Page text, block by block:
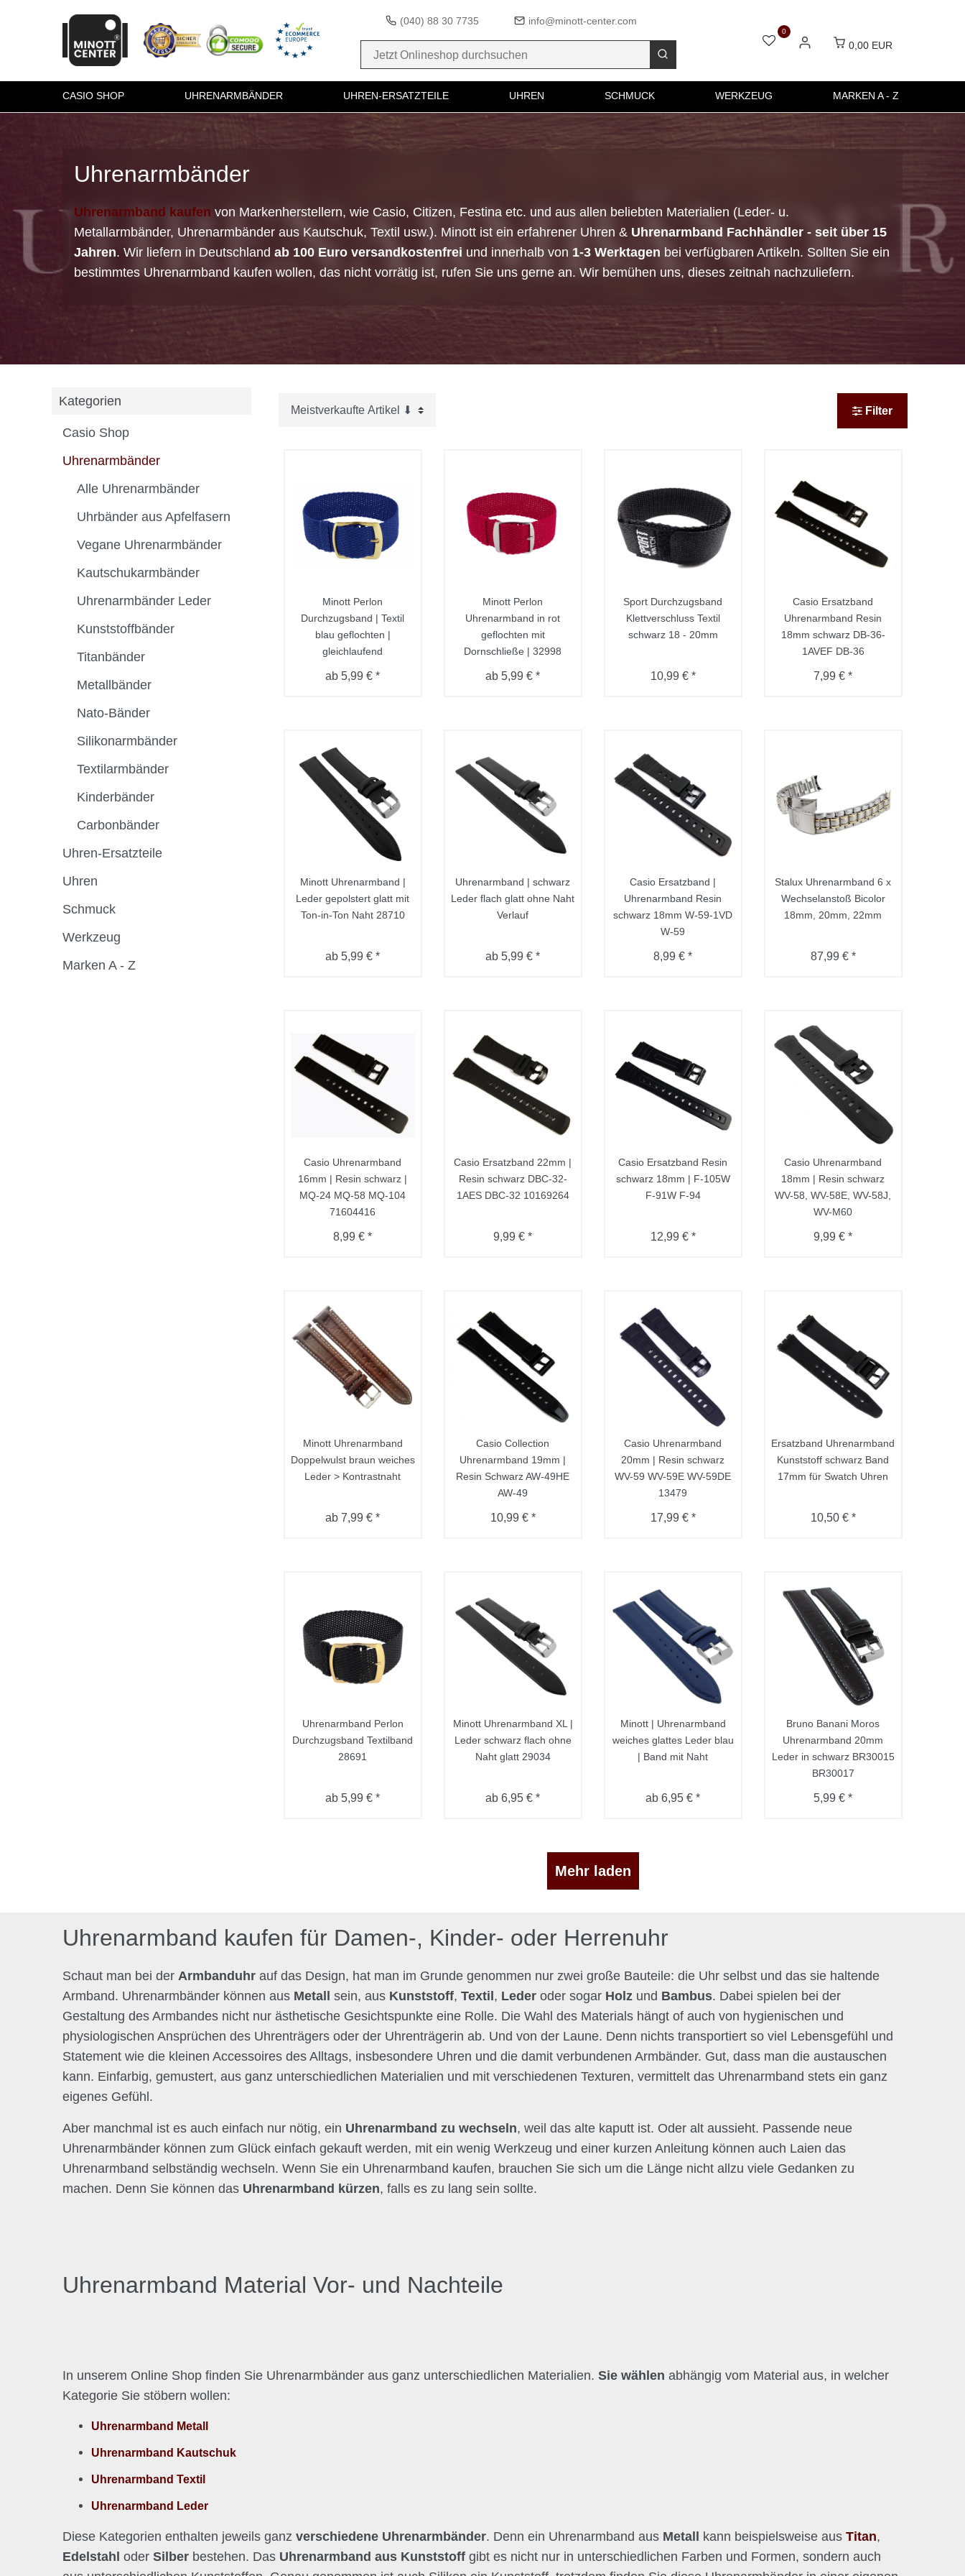
(040) 88 30 7735 info@minott-center.com
0
0,00 EUR
CASIO SHOP UHRENARMBÄNDER UHREN-ERSATZTEILE UHREN SCHMUCK WERKZEUG MARKEN A - Z
Uhrenarmbänder
Uhrenarmband kaufen von Markenherstellern, wie Casio, Citizen, Festina etc. und aus allen beliebten Materialien (Leder- u.
Metallarmbänder, Uhrenarmbänder aus Kautschuk, Textil usw.). Minott ist ein erfahrener Uhren & Uhrenarmband Fachhändler - seit über 15
Jahren. Wir liefern in Deutschland ab 100 Euro versandkostenfrei und innerhalb von 1-3 Werktagen bei verfügbaren Artikeln. Sollten Sie ein
bestimmtes Uhrenarmband kaufen wollen, das nicht vorrätig ist, rufen Sie uns gerne an. Wir bemühen uns, dieses zeitnah nachzuliefern.
Kategorien
Casio Shop
Uhrenarmbänder
Alle Uhrenarmbänder
Uhrbänder aus Apfelfasern
Vegane Uhrenarmbänder
Kautschukarmbänder
Uhrenarmbänder Leder
Kunststoffbänder
Titanbänder
Metallbänder
Nato-Bänder
Silikonarmbänder
Textilarmbänder
Kinderbänder
Carbonbänder
Uhren-Ersatzteile
Uhren
Schmuck
Werkzeug
Marken A - Z
Filter
Minott Perlon
Durchzugsband | Textil
blau geflochten |
gleichlaufend
ab 5,99 € *
Minott Perlon
Uhrenarmband in rot
geflochten mit
Dornschließe | 32998
ab 5,99 € *
Sport Durchzugsband
Klettverschluss Textil
schwarz 18 - 20mm
10,99 € *
Casio Ersatzband
Uhrenarmband Resin
18mm schwarz DB-36-
1AVEF DB-36
7,99 € *
Minott Uhrenarmband |
Leder gepolstert glatt mit
Ton-in-Ton Naht 28710
ab 5,99 € *
Uhrenarmband | schwarz
Leder flach glatt ohne Naht
Verlauf
ab 5,99 € *
Casio Ersatzband |
Uhrenarmband Resin
schwarz 18mm W-59-1VD
W-59
8,99 € *
Stalux Uhrenarmband 6 x
Wechselanstoß Bicolor
18mm, 20mm, 22mm
87,99 € *
Casio Uhrenarmband
16mm | Resin schwarz |
MQ-24 MQ-58 MQ-104
71604416
8,99 € *
Casio Ersatzband 22mm |
Resin schwarz DBC-32-
1AES DBC-32 10169264
9,99 € *
Casio Ersatzband Resin
schwarz 18mm | F-105W
F-91W F-94
12,99 € *
Casio Uhrenarmband
18mm | Resin schwarz
WV-58, WV-58E, WV-58J,
WV-M60
9,99 € *
Minott Uhrenarmband
Doppelwulst braun weiches
Leder > Kontrastnaht
ab 7,99 € *
Casio Collection
Uhrenarmband 19mm |
Resin Schwarz AW-49HE
AW-49
10,99 € *
Casio Uhrenarmband
20mm | Resin schwarz
WV-59 WV-59E WV-59DE
13479
17,99 € *
Ersatzband Uhrenarmband
Kunststoff schwarz Band
17mm für Swatch Uhren
10,50 € *
Uhrenarmband Perlon
Durchzugsband Textilband
28691
ab 5,99 € *
Minott Uhrenarmband XL |
Leder schwarz flach ohne
Naht glatt 29034
ab 6,95 € *
Minott | Uhrenarmband
weiches glattes Leder blau
| Band mit Naht
ab 6,95 € *
Bruno Banani Moros
Uhrenarmband 20mm
Leder in schwarz BR30015
BR30017
5,99 € *
Mehr laden
Uhrenarmband kaufen für Damen-, Kinder- oder Herrenuhr
Schaut man bei der Armbanduhr auf das Design, hat man im Grunde genommen nur zwei große Bauteile: die Uhr selbst und das sie haltende
Armband. Uhrenarmbänder können aus Metall sein, aus Kunststoff, Textil, Leder oder sogar Holz und Bambus. Dabei spielen bei der
Gestaltung des Armbandes nicht nur ästhetische Gesichtspunkte eine Rolle. Die Wahl des Materials hängt of auch von hygienischen und
physiologischen Ansprüchen des Uhrenträgers oder der Uhrenträgerin ab. Und von der Laune. Denn nichts transportiert so viel Lebensgefühl und
Statement wie die kleinen Accessoires des Alltags, insbesondere Uhren und die damit verbundenen Armbänder. Gut, dass man die austauschen
kann. Einfarbig, gemustert, aus ganz unterschiedlichen Materialien und mit verschiedenen Texturen, vermittelt das Uhrenarmband stets ein ganz
eigenes Gefühl.
Aber manchmal ist es auch einfach nur nötig, ein Uhrenarmband zu wechseln, weil das alte kaputt ist. Oder alt aussieht. Passende neue
Uhrenarmbänder können zum Glück einfach gekauft werden, mit ein wenig Werkzeug und einer kurzen Anleitung können auch Laien das
Uhrenarmband selbständig wechseln. Wenn Sie ein Uhrenarmband kaufen, brauchen Sie sich um die Länge nicht allzu viele Gedanken zu
machen. Denn Sie können das Uhrenarmband kürzen, falls es zu lang sein sollte.
Uhrenarmband Material Vor- und Nachteile
In unserem Online Shop finden Sie Uhrenarmbänder aus ganz unterschiedlichen Materialien. Sie wählen abhängig vom Material aus, in welcher
Kategorie Sie stöbern wollen:
Uhrenarmband Metall
Uhrenarmband Kautschuk
Uhrenarmband Textil
Uhrenarmband Leder
Diese Kategorien enthalten jeweils ganz verschiedene Uhrenarmbänder. Denn ein Uhrenarmband aus Metall kann beispielsweise aus Titan,
Edelstahl oder Silber bestehen. Das Uhrenarmband aus Kunststoff gibt es nicht nur in unterschiedlichen Farben und Formen, sondern auch